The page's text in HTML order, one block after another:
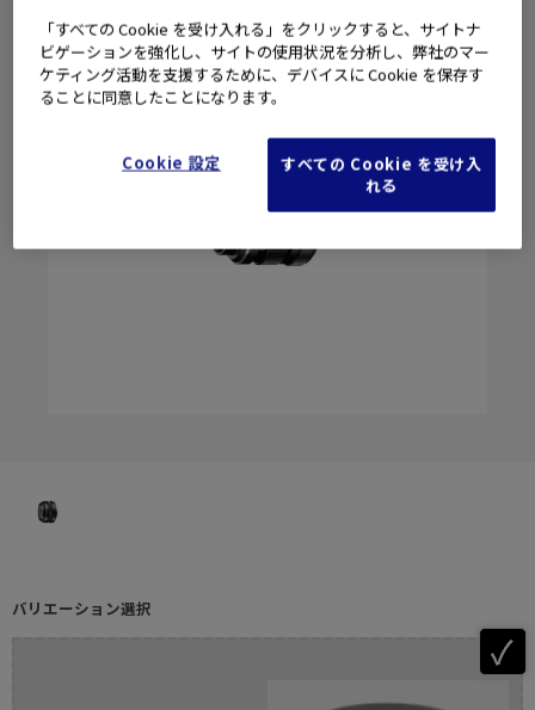
バリエーション選択
「すべての Cookie を受け入れる」をクリックすると、サイトナ
ビゲーションを強化し、サイトの使用状況を分析し、弊社のマー
ケティング活動を支援するために、デバイスに Cookie を保存す
ることに同意したことになります。
Cookie 設定
すべての Cookie を受け入
れる